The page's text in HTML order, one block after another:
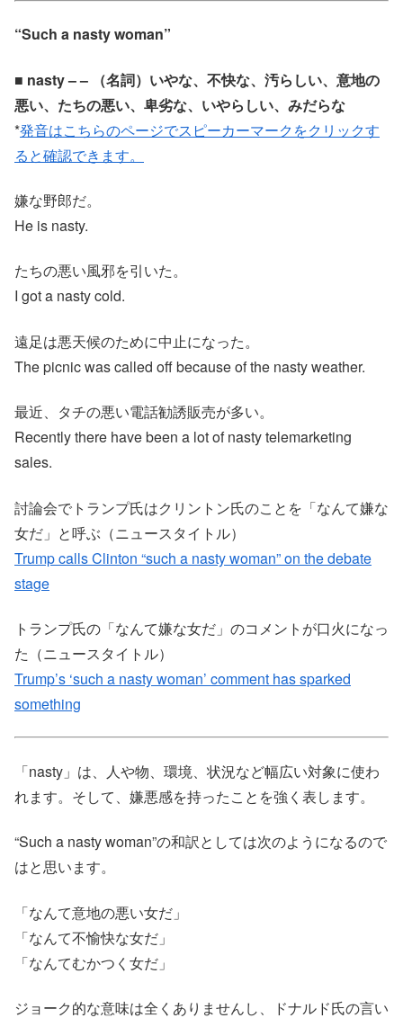
“Such a nasty woman”
■ nasty – – （名詞）いやな、不快な、汚らしい、意地の
悪い、たちの悪い、卑劣な、いやらしい、みだらな
*発音はこちらのページでスピーカーマークをクリックす
ると確認できます。
嫌な野郎だ。
He is nasty.
たちの悪い風邪を引いた。
I got a nasty cold.
遠足は悪天候のために中止になった。
The picnic was called off because of the nasty weather.
最近、タチの悪い電話勧誘販売が多い。
Recently there have been a lot of nasty telemarketing
sales.
討論会でトランプ氏はクリントン氏のことを「なんて嫌な
女だ」と呼ぶ（ニュースタイトル）
Trump calls Clinton “such a nasty woman” on the debate
stage
トランプ氏の「なんて嫌な女だ」のコメントが口火になっ
た（ニュースタイトル）
Trump’s ‘such a nasty woman’ comment has sparked
something
「nasty」は、人や物、環境、状況など幅広い対象に使わ
れます。そして、嫌悪感を持ったことを強く表します。
“Such a nasty woman”の和訳としては次のようになるので
はと思います。
「なんて意地の悪い女だ」
「なんて不愉快な女だ」
「なんてむかつく女だ」
ジョーク的な意味は全くありませんし、ドナルド氏の言い